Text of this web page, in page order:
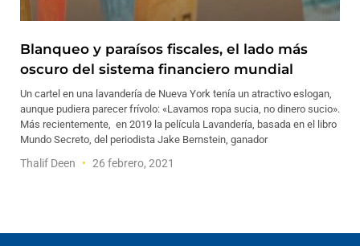
Blanqueo y paraísos fiscales, el lado más
oscuro del sistema financiero mundial
Un cartel en una lavandería de Nueva York tenía un atractivo eslogan,
aunque pudiera parecer frívolo: «Lavamos ropa sucia, no dinero sucio».
Más recientemente, en 2019 la película Lavandería, basada en el libro
Mundo Secreto, del periodista Jake Bernstein, ganador
Thalif Deen 26 febrero, 2021